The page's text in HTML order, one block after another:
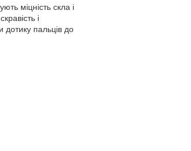
міцність скла і
і
дотику пальців до